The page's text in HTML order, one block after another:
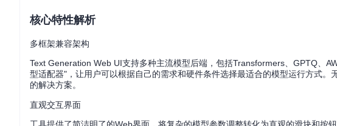
核心特性解析
多框架兼容架构
Text Generation Web UI支持多种主流模型后端，包括Transformers、GPTQ、
型适配器"，让用户可以根据自己的需求和硬件条件选择最适合的模型运行方式
的解决方案。
直观交互界面